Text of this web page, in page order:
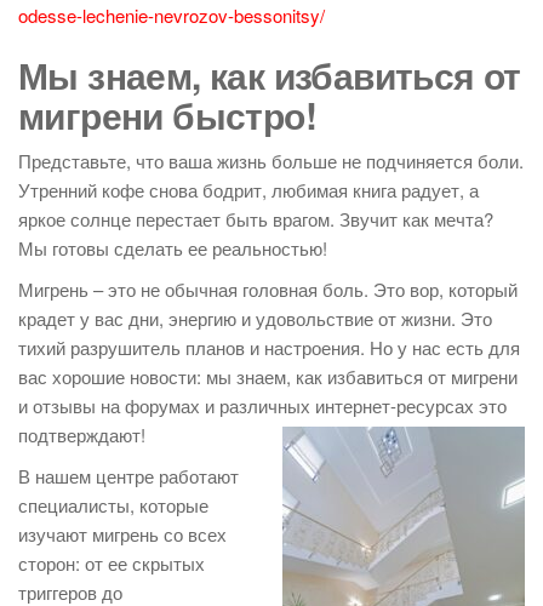
odesse-lechenie-nevrozov-bessonitsy/
Мы знаем, как избавиться от
мигрени быстро!
Представьте, что ваша жизнь больше не подчиняется боли.
Утренний кофе снова бодрит, любимая книга радует, а
яркое солнце перестает быть врагом. Звучит как мечта?
Мы готовы сделать ее реальностью!
Мигрень – это не обычная головная боль. Это вор, который
крадет у вас дни, энергию и удовольствие от жизни. Это
тихий разрушитель планов и настроения. Но у нас есть для
вас хорошие новости: мы знаем, как избавиться от мигрени
и отзывы на форумах и различных интернет-ресурсах это
подтверждают!
В нашем центре работают
специалисты, которые
изучают мигрень со всех
сторон: от ее скрытых
триггеров до